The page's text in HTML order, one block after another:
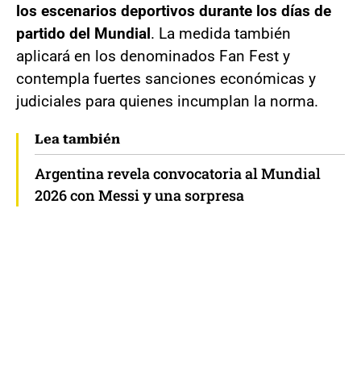
los escenarios deportivos durante los días de
partido del Mundial. La medida también
aplicará en los denominados Fan Fest y
contempla fuertes sanciones económicas y
judiciales para quienes incumplan la norma.
Lea también
Argentina revela convocatoria al Mundial
2026 con Messi y una sorpresa